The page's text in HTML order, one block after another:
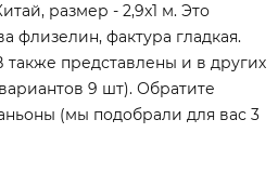
размер - 2,9x1 м. Это
флизелин, фактура гладкая.
также представлены и в других
9 шт). Обратите
(мы подобрали для вас 3